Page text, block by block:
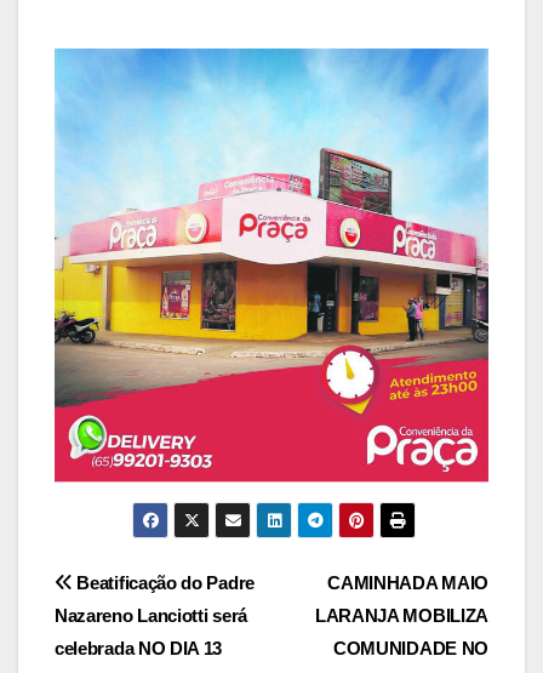
Navegação
de
CAMINHADA MAIO
LARANJA MOBILIZA
COMUNIDADE NO
Beatificação do Padre
Nazareno Lanciotti será
celebrada NO DIA 13